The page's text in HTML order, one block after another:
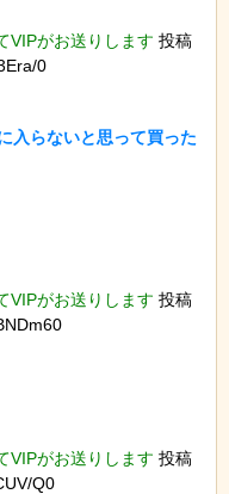
VIPがお送りします 投稿
0
入らないと思って買った
VIPがお送りします 投稿
VIPがお送りします 投稿
Q0